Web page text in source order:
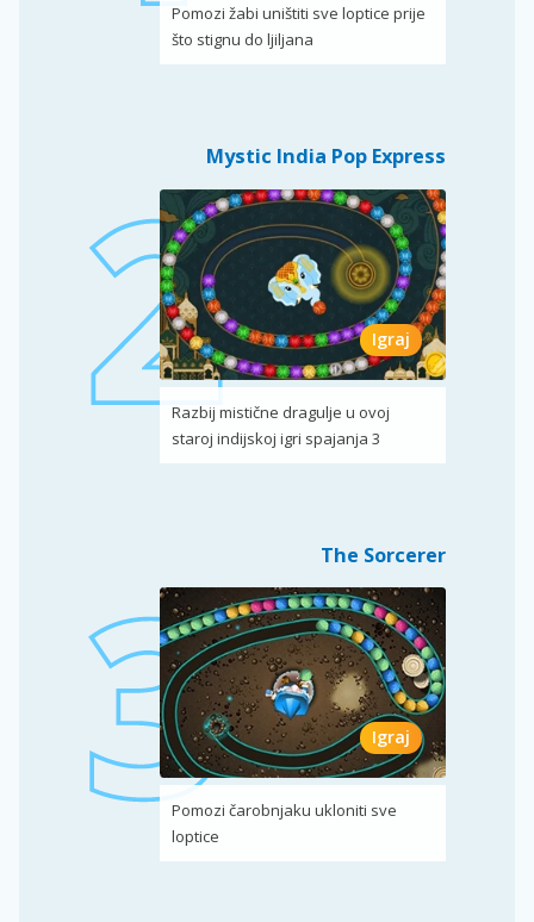
Pomozi žabi uništiti sve loptice prije
što stignu do ljiljana
Mystic India Pop Express
Igraj
Razbij mistične dragulje u ovoj
staroj indijskoj igri spajanja 3
The Sorcerer
Igraj
Pomozi čarobnjaku ukloniti sve
loptice